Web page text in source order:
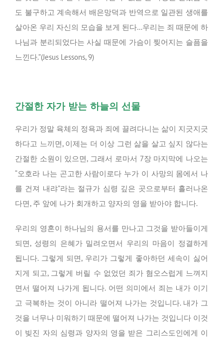
도 불구하고 계속해서 배은망덕과 반역으로 일관된 생애를
살아온 우리 자신의 모습을 보게 된다…우리는 죄 때문에 하
나님과 분리되었다는 사실 때문에 가슴이 찢어지는 슬픔을
느낀다.”(Jesus Lessons, 9)
간절한 자가 받는 하늘의 선물
우리가 정말 육체의 정욕과 죄에 끌려다니는 삶이 지긋지긋
하다고 느끼면, 이제는 더 이상 그런 삶을 살고 싶지 않다는
간절한 소원이 있으면, 그래서 로마서 7장 마지막에 나오는
“오호라 나는 곤고한 사람이로다 누가 이 사망의 몸에서 나
를 건져 내랴”라는 절규가 심령 깊은 곳으로부터 흘러나온
다면, 주 앞에 나가 회개하고 양자의 영을 받아야 합니다.
우리의 영혼이 하나님의 용서를 만나고 그것을 받아들이게
되면, 성령의 은혜가 밀려오면서 우리의 마음이 정결하게
됩니다. 그렇게 되면, 우리가 그렇게 좋아하던 세속이 싫어
지게 되고, 그렇게 버릴 수 없었던 죄가 혐오스럽게 느껴지
면서 떨어져 나가게 됩니다. 어떤 의미에서 죄는 내가 이기
고 극복하는 것이 아니라 떨어져 나가는 것입니다. 내가 그
것을 너무나 미워하기 때문에 떨어져 나가는 것입니다 이것
이 빚진 자의 심령과 양자의 영을 받은 그리스도인에게 이